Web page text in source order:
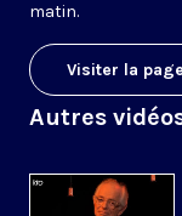
matin.
Visiter la
Autres